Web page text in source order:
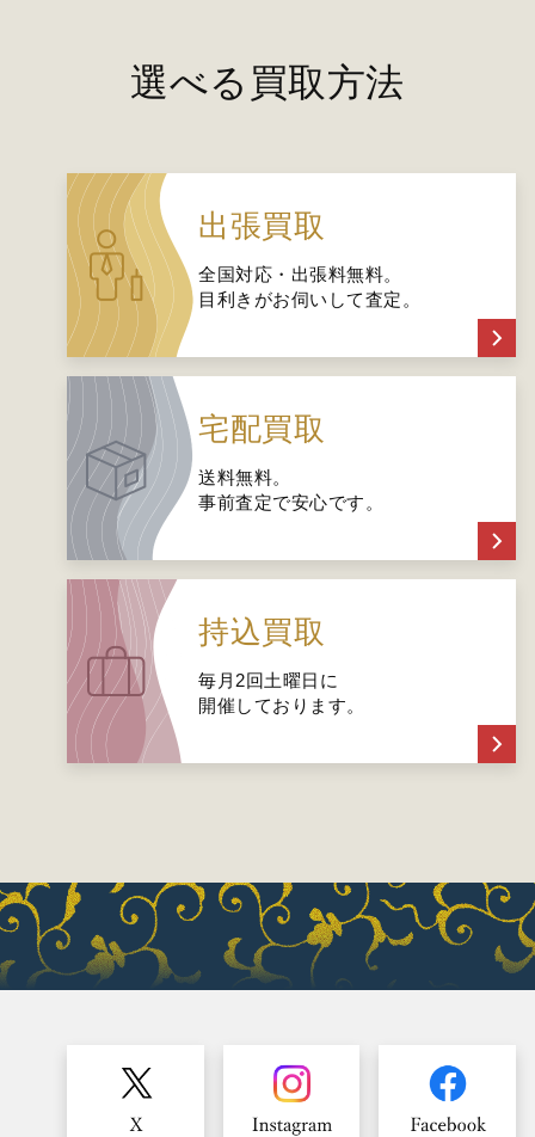
選べる買取方法
出張買取
全国対応・出張料無料。
目利きがお伺いして査定。
宅配買取
送料無料。
事前査定で安心です。
持込買取
毎月2回土曜日に
開催しております。